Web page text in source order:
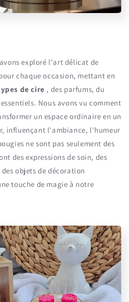
exploré l'art délicat de
chaque occasion, mettant en
de cire , des parfums, du
essentiels. Nous avons vu comment
un espace ordinaire en un
influençant l'ambiance, l'humeur
ne sont pas seulement des
des expressions de soin, des
objets de décoration
touche de magie à notre